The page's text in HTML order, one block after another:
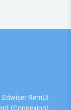
RemUI
(Connexion)